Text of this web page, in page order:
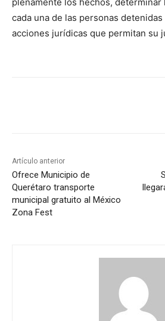
cada una de las personas
acciones jurídicas que permitan su
Artículo anterior
Ofrece Municipio de
Querétaro transporte
municipal gratuito al México
Zona Fest